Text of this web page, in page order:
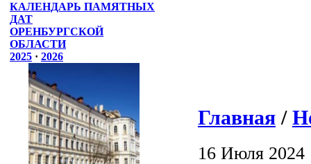
КАЛЕНДАРЬ ПАМЯТНЫХ
ДАТ
ОРЕНБУРГСКОЙ
ОБЛАСТИ
2025 · 2026
Главная /
16 Июля 2024